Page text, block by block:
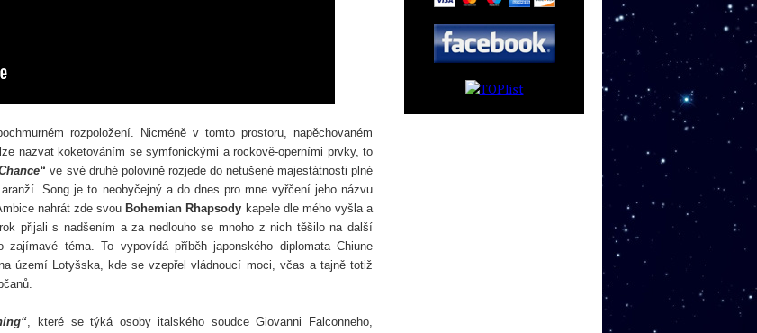
rozpoložení. Nicméně v tomto prostoru, napěchovaném
nazvat koketováním se symfonickými a rockově-operními prvky, to
ve své druhé polovině rozjede do netušené majestátnosti plné
Song je to neobyčejný a do dnes pro mne vyřčení jeho názvu
nahrát zde svou Bohemian Rhapsody kapele dle mého vyšla a
přijali s nadšením a za nedlouho se mnoho z nich těšilo na další
téma. To vypovídá příběh japonského diplomata Chiune
území Lotyšska, kde se vzepřel vládnoucí moci, včas a tajně totiž
, které se týká osoby italského soudce Giovanni Falconneho,